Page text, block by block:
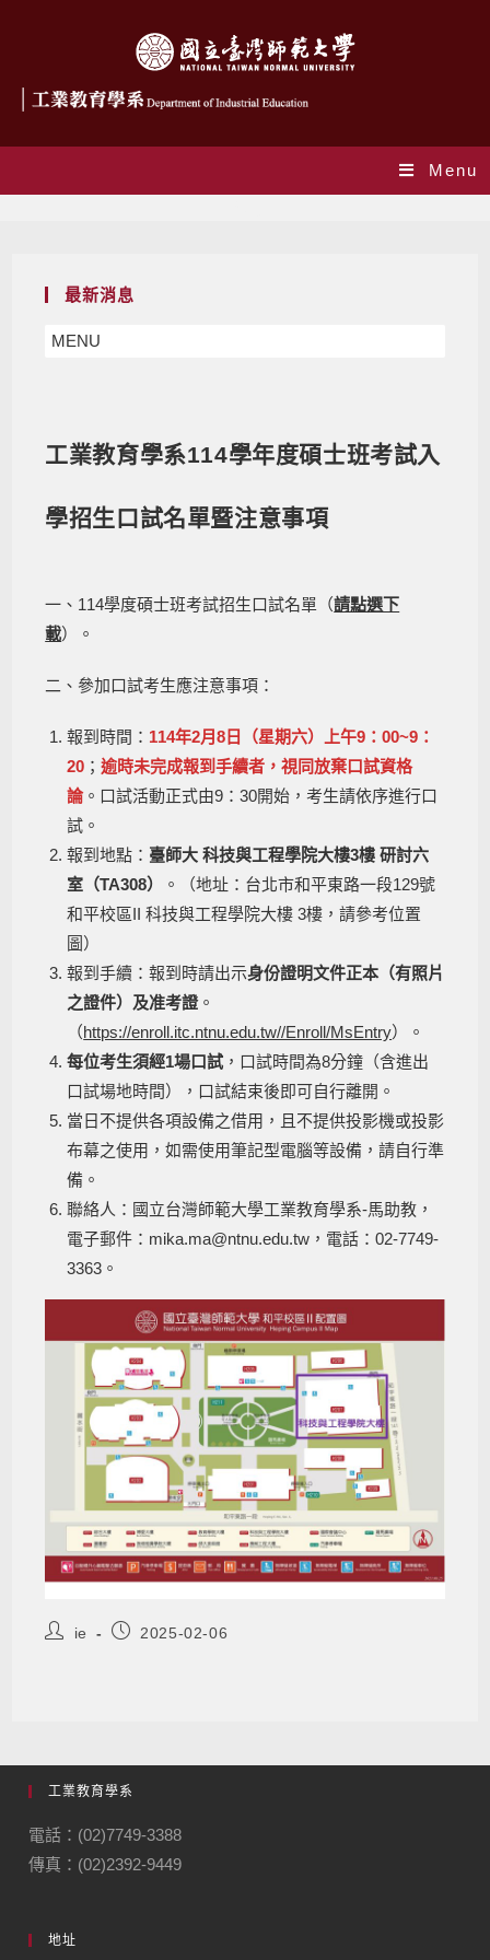
Menu
最新消息
MENU
工業教育學系114學年度碩士班考試入
學招生口試名單暨注意事項
一、114學度碩士班考試招生口試名單（請點選下
載）。
二、參加口試考生應注意事項：
報到時間： 114年2月8日（星期六）上午9：00~9：
20 ；逾時未完成報到手續者，視同放棄口試資格
論。口試活動正式由9：30開始，考生請依序進行口
試。
報到地點： 臺師大 科技與工程學院大樓3樓 研討六
室（TA308）
。（地址：台北市和平東路一段129號
和平校區II 科技與工程學院大樓 3樓，請參考位置
圖）
報到手續：報到時請出示身份證明文件正本（有照片
之證件）及准考證。
（https://enroll.itc.ntnu.edu.tw//Enroll/MsEntry）。
每位考生須經1場口試 ，口試時間為8分鐘（含進出
口試場地時間），口試結束後即可自行離開。
當日不提供各項設備之借用，且不提供投影機或投影
布幕之使用，如需使用筆記型電腦等設備，請自行準
備。
聯絡人：國立台灣師範大學工業教育學系-馬助教，
電子郵件：mika.ma@ntnu.edu.tw，電話：02-7749-
3363。
ie 2025-02-06
工業教育學系
電話：(02)7749-3388
傳真：(02)2392-9449
地址